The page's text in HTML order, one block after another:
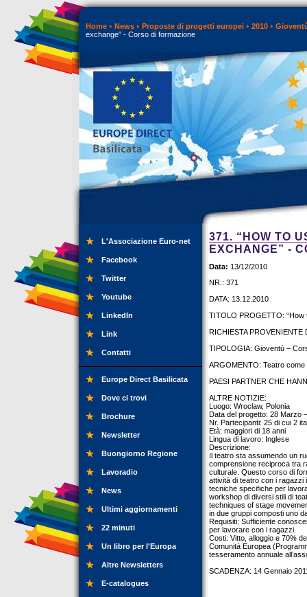
Home News Proposte di progetti europei 2010
exchange” - Corso di formazione
L'Associazione Euro-net
Facebook
Twitter
Youtube
LinkedIn
Link
Contatti
Europe Direct Basilicata
Dove ci trovi
Brochure
Newsletter
Buongiorno Regione
Lavoradio
News
Ultimi aggiornamenti
22 minuti
Un libro per l'Europa
Altre Newsletters
E-catalogues
371. “HOW TO
EXCHANGE” -
Data: 13/12/2010
NR.: 371
DATA: 13.12.2010
TITOLO PROGETTO: “How
RICHIESTA PROVENIENTE
TIPOLOGIA: Gioventù –
ARGOMENTO: Teatro
PAESI PARTNER CHE
ALTRE NOTIZIE:
Luogo: Wroclaw, Polonia
Data del progetto: 28 Marzo
Nr. Partecipanti: 25 di cui 2
Età: maggiori di 18 anni
Lingua di lavoro: Inglese
Descrizione:
Il teatro sta assumendo un
comprensione reciproca tra
culturale. Questo corso di
attività di teatro con i ragazzi
tecniche specifiche per
workshop di diversi stili di
techniques of stage
in due gruppi composti uno
Requisiti: Sufficiente
per lavorare con i ragazzi.
Costi: Vitto, alloggio e 70%
Comunità Europea
tesseramento annuale
SCADENZA: 14 Gennaio